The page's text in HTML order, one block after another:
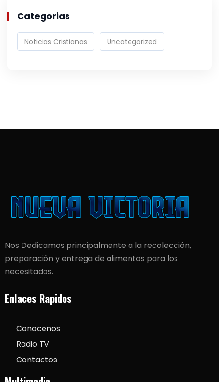
Categorias
Noticias Cristianas Uncategorized
Nos Dedicamos principalmente a la recolección,
preparación y entrega de alimentos para los
necesitados.
Enlaces Rapidos
Conocenos
Radio TV
Contactos